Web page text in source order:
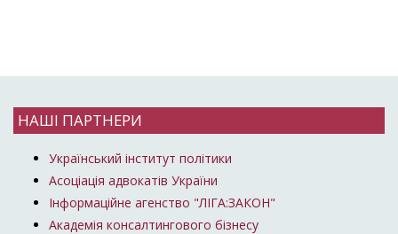
НАШІ ПАРТНЕРИ
Український інститут політики
Асоціація адвокатів України
Інформаційне агенство "ЛІГА:ЗАКОН"
Академія консалтингового бізнесу